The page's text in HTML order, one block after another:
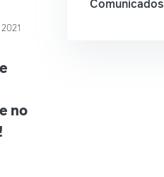
no
Comunicados